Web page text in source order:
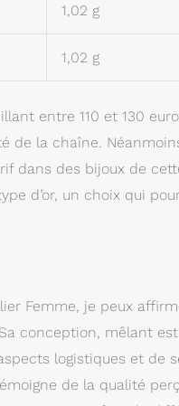
1,02 g
1,02 g
entre 110 et 130
de la chaîne.
dans des bijoux de
d’or, un choix qui
Femme, je peux
conception, mêlant
logistiques et de
de la qualité